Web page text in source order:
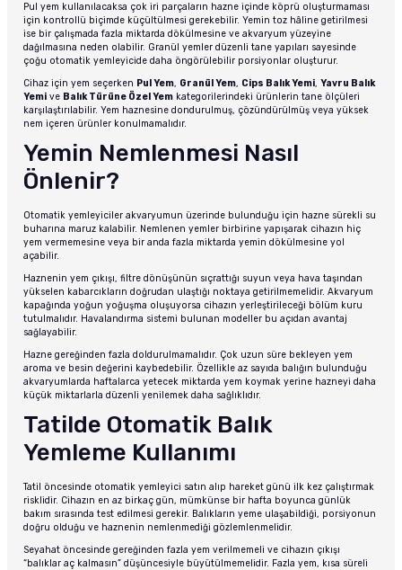
Pul yem kullanılacaksa çok iri parçaların hazne içinde köprü oluşturmaması
için kontrollü biçimde küçültülmesi gerekebilir. Yemin toz hâline getirilmesi
ise bir çalışmada fazla miktarda dökülmesine ve akvaryum yüzeyine
dağılmasına neden olabilir. Granül yemler düzenli tane yapıları sayesinde
çoğu otomatik yemleyicide daha öngörülebilir porsiyonlar oluşturur.
Cihaz için yem seçerken Pul Yem, Granül Yem, Cips Balık Yemi, Yavru Balık
Yemi ve Balık Türüne Özel Yem kategorilerindeki ürünlerin tane ölçüleri
karşılaştırılabilir. Yem haznesine dondurulmuş, çözündürülmüş veya yüksek
nem içeren ürünler konulmamalıdır.
Yemin Nemlenmesi Nasıl
Önlenir?
Otomatik yemleyiciler akvaryumun üzerinde bulunduğu için hazne sürekli su
buharına maruz kalabilir. Nemlenen yemler birbirine yapışarak cihazın hiç
yem vermemesine veya bir anda fazla miktarda yemin dökülmesine yol
açabilir.
Haznenin yem çıkışı, filtre dönüşünün sıçrattığı suyun veya hava taşından
yükselen kabarcıkların doğrudan ulaştığı noktaya getirilmemelidir. Akvaryum
kapağında yoğun yoğuşma oluşuyorsa cihazın yerleştirileceği bölüm kuru
tutulmalıdır. Havalandırma sistemi bulunan modeller bu açıdan avantaj
sağlayabilir.
Hazne gereğinden fazla doldurulmamalıdır. Çok uzun süre bekleyen yem
aroma ve besin değerini kaybedebilir. Özellikle az sayıda balığın bulunduğu
akvaryumlarda haftalarca yetecek miktarda yem koymak yerine hazneyi daha
küçük miktarlarla düzenli yenilemek daha sağlıklıdır.
Tatilde Otomatik Balık
Yemleme Kullanımı
Tatil öncesinde otomatik yemleyici satın alıp hareket günü ilk kez çalıştırmak
risklidir. Cihazın en az birkaç gün, mümkünse bir hafta boyunca günlük
bakım sırasında test edilmesi gerekir. Balıkların yeme ulaşabildiği, porsiyonun
doğru olduğu ve haznenin nemlenmediği gözlemlenmelidir.
Seyahat öncesinde gereğinden fazla yem verilmemeli ve cihazın çıkışı
“balıklar aç kalmasın” düşüncesiyle büyütülmemelidir. Fazla yem, kısa süreli